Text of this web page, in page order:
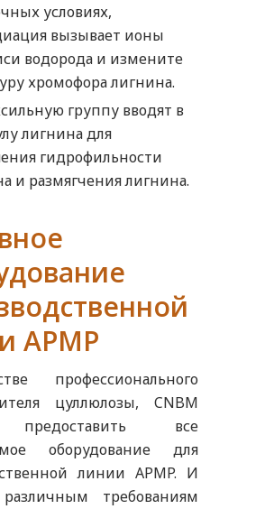
условиях,
вызывает ионы
водорода и измените
хромофора лигнина.
группу вводят в
лигнина для
гидрофильности
и размягчения лигнина.
APMP
профессионального
цуллюлозы, CNBM
все
оборудование для
линии APMP. И
различным требованиям